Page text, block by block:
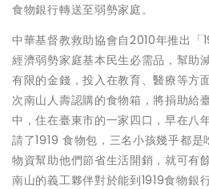
食物銀行轉送至弱勢家庭。
中華基督教救助協會自2010年推出「
經濟弱勢家庭基本民生必需品，幫助
有限的金錢，投入在教育、醫療等方
次南山人壽認購的食物箱，將捐助給
中，住在臺東市的一家四口，早在八
請了1919 食物包，三名小孩幾乎都
物資幫助他們節省生活開銷，就可有
南山的義工夥伴對於能到1919食物銀